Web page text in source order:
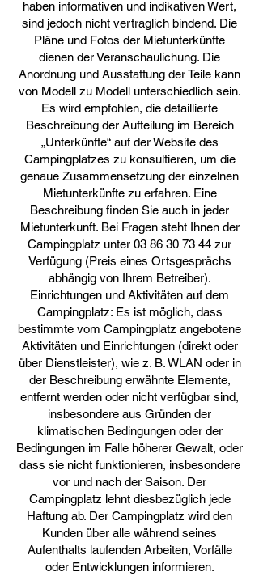
haben informativen und indikativen Wert,
sind jedoch nicht vertraglich bindend. Die
Pläne und Fotos der Mietunterkünfte
dienen der Veranschaulichung. Die
Anordnung und Ausstattung der Teile kann
von Modell zu Modell unterschiedlich sein.
Es wird empfohlen, die detaillierte
Beschreibung der Aufteilung im Bereich
„Unterkünfte“ auf der Website des
Campingplatzes zu konsultieren, um die
genaue Zusammensetzung der einzelnen
Mietunterkünfte zu erfahren. Eine
Beschreibung finden Sie auch in jeder
Mietunterkunft. Bei Fragen steht Ihnen der
Campingplatz unter 03 86 30 73 44 zur
Verfügung (Preis eines Ortsgesprächs
abhängig von Ihrem Betreiber).
Einrichtungen und Aktivitäten auf dem
Campingplatz: Es ist möglich, dass
bestimmte vom Campingplatz angebotene
Aktivitäten und Einrichtungen (direkt oder
über Dienstleister), wie z. B. WLAN oder in
der Beschreibung erwähnte Elemente,
entfernt werden oder nicht verfügbar sind,
insbesondere aus Gründen der
klimatischen Bedingungen oder der
Bedingungen im Falle höherer Gewalt, oder
dass sie nicht funktionieren, insbesondere
vor und nach der Saison. Der
Campingplatz lehnt diesbezüglich jede
Haftung ab. Der Campingplatz wird den
Kunden über alle während seines
Aufenthalts laufenden Arbeiten, Vorfälle
oder Entwicklungen informieren.